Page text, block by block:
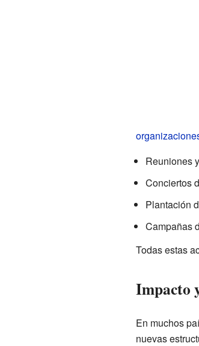
Reuniones
Conciertos
Plantación
Campañas
Todas estas
Impacto
En muchos
nuevas